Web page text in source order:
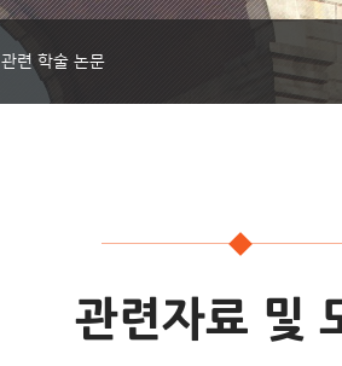
관련 학술 논문
관련자료 및